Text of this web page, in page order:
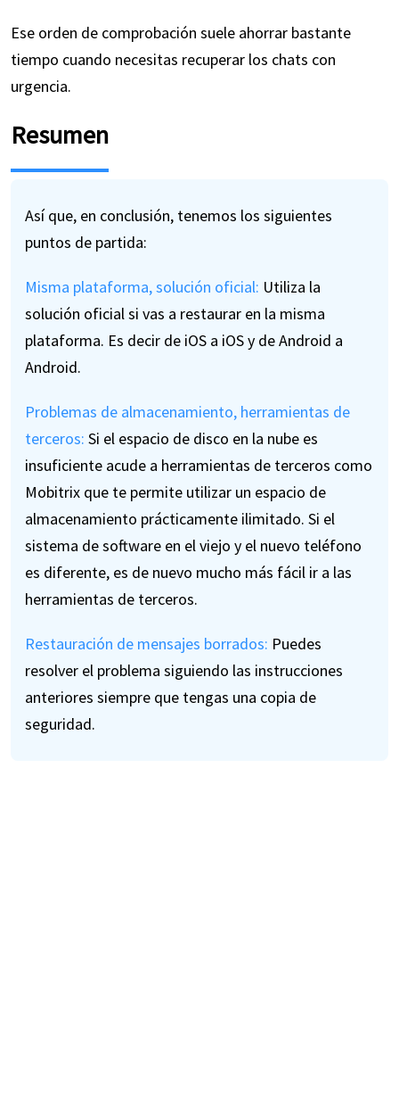
Ese orden de comprobación suele ahorrar bastante
tiempo cuando necesitas recuperar los chats con
urgencia.
Resumen
Así que, en conclusión, tenemos los siguientes
puntos de partida:
Misma plataforma, solución oficial: Utiliza la
solución oficial si vas a restaurar en la misma
plataforma. Es decir de iOS a iOS y de Android a
Android.
Problemas de almacenamiento, herramientas de
terceros: Si el espacio de disco en la nube es
insuficiente acude a herramientas de terceros como
Mobitrix que te permite utilizar un espacio de
almacenamiento prácticamente ilimitado. Si el
sistema de software en el viejo y el nuevo teléfono
es diferente, es de nuevo mucho más fácil ir a las
herramientas de terceros.
Restauración de mensajes borrados: Puedes
resolver el problema siguiendo las instrucciones
anteriores siempre que tengas una copia de
seguridad.